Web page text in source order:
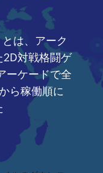
は、アーク
2D対戦格闘ゲ
ーケードで全
ら稼働順に